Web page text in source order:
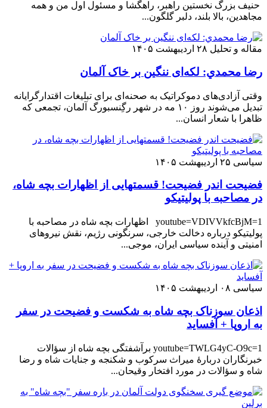
حنیف بزرگ نخستین راهبر، راهگشا و مسئول اول من و همه
مجاهدین، بالا بلند، دلبر گلگون...
مقاله و تحلیل ۲۸ اردیبهشت ۱۴۰۵
رضا محمدي: لکه‌ای ننگین بر خاک آلمان
وقتی آزادی‌های دموکراتیک به صحنه‌ای برای تبلیغات اقتدارگرایانه
تبدیل می‌شوند روز ۱۰ مه در شهر رگِنسبورگ آلمان، تجمعی که
ظاهرا با شعار انسان‌...
سیاسی ۲۵ اردیبهشت ۱۴۰۵
فضیحت اندر فضیحت! قسمتهایی از اظهارات بچه شاه،
در مصاحبه با پولیتیکو
youtube=VDIVVkfcBjM=1 اظهارات بچه شاه در مصاحبه با
پولیتیکو درباره دخالت خارجی، سرنگونی رژیم، نقش نیروهای
امنیتی و آینده سیاسی ایران، موجی...
سیاسی ۰۸ اردیبهشت ۱۴۰۵
اذعان سوزناک بچه شاه به شکست و فضیحت در سفر
به اروپا + آفساید
youtube=TWLG4yC-O9c=1 برآشفتگی بچه شاه از سؤالات
خبرنگاران دربارهٔ میراث سرکوب و شکنجه و جنایات شاه و رضا
شاه و سؤالات در مورد افتخار وقیحان...